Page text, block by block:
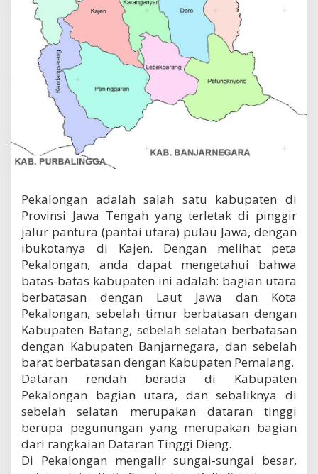
g
p
1
K
a
m
t
a
n
Pekalongan adalah salah satu kabupaten di
Provinsi Jawa Tengah yang terletak di pinggir
jalur pantura (pantai utara) pulau Jawa, dengan
ibukotanya di Kajen. Dengan melihat peta
Pekalongan, anda dapat mengetahui bahwa
batas-batas kabupaten ini adalah: bagian utara
berbatasan dengan Laut Jawa dan Kota
Pekalongan, sebelah timur berbatasan dengan
Kabupaten Batang, sebelah selatan berbatasan
dengan Kabupaten Banjarnegara, dan sebelah
barat berbatasan dengan Kabupaten Pemalang.
Dataran rendah berada di Kabupaten
Pekalongan bagian utara, dan sebaliknya di
sebelah selatan merupakan dataran tinggi
berupa pegunungan yang merupakan bagian
dari rangkaian Dataran Tinggi Dieng.
Di Pekalongan mengalir sungai-sungai besar,